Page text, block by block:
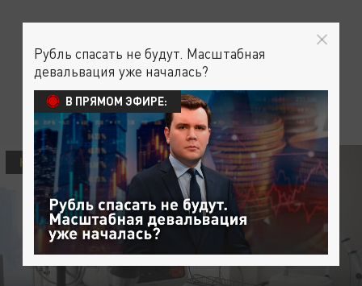
КОРОНАВИРУС
Рубль спасать не будут. Масштабная
девальвация уже началась?
В ПРЯМОМ ЭФИРЕ: